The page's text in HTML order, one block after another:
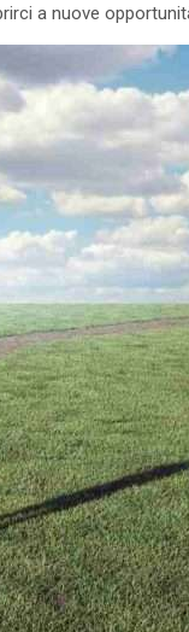
a nuove